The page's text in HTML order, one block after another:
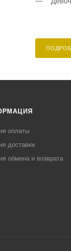
оплаты
доставки
обмена и возврата